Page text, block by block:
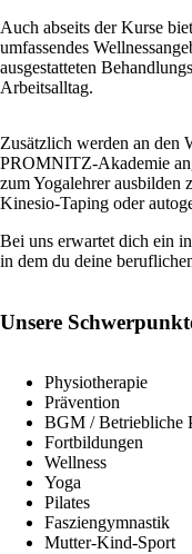
Auch abseits der Kurse
umfassendes
ausgestatteten
Arbeitsalltag.
Zusätzlich werden an den
PROMNITZ-Akademie
zum Yogalehrer ausbilden
Kinesio-Taping oder
Bei uns erwartet dich ein
in dem du deine
Unsere
Physiotherapie
Prävention
BGM / Betriebliche
Fortbildungen
Wellness
Yoga
Pilates
Fasziengymnastik
Mutter-Kind-Sport